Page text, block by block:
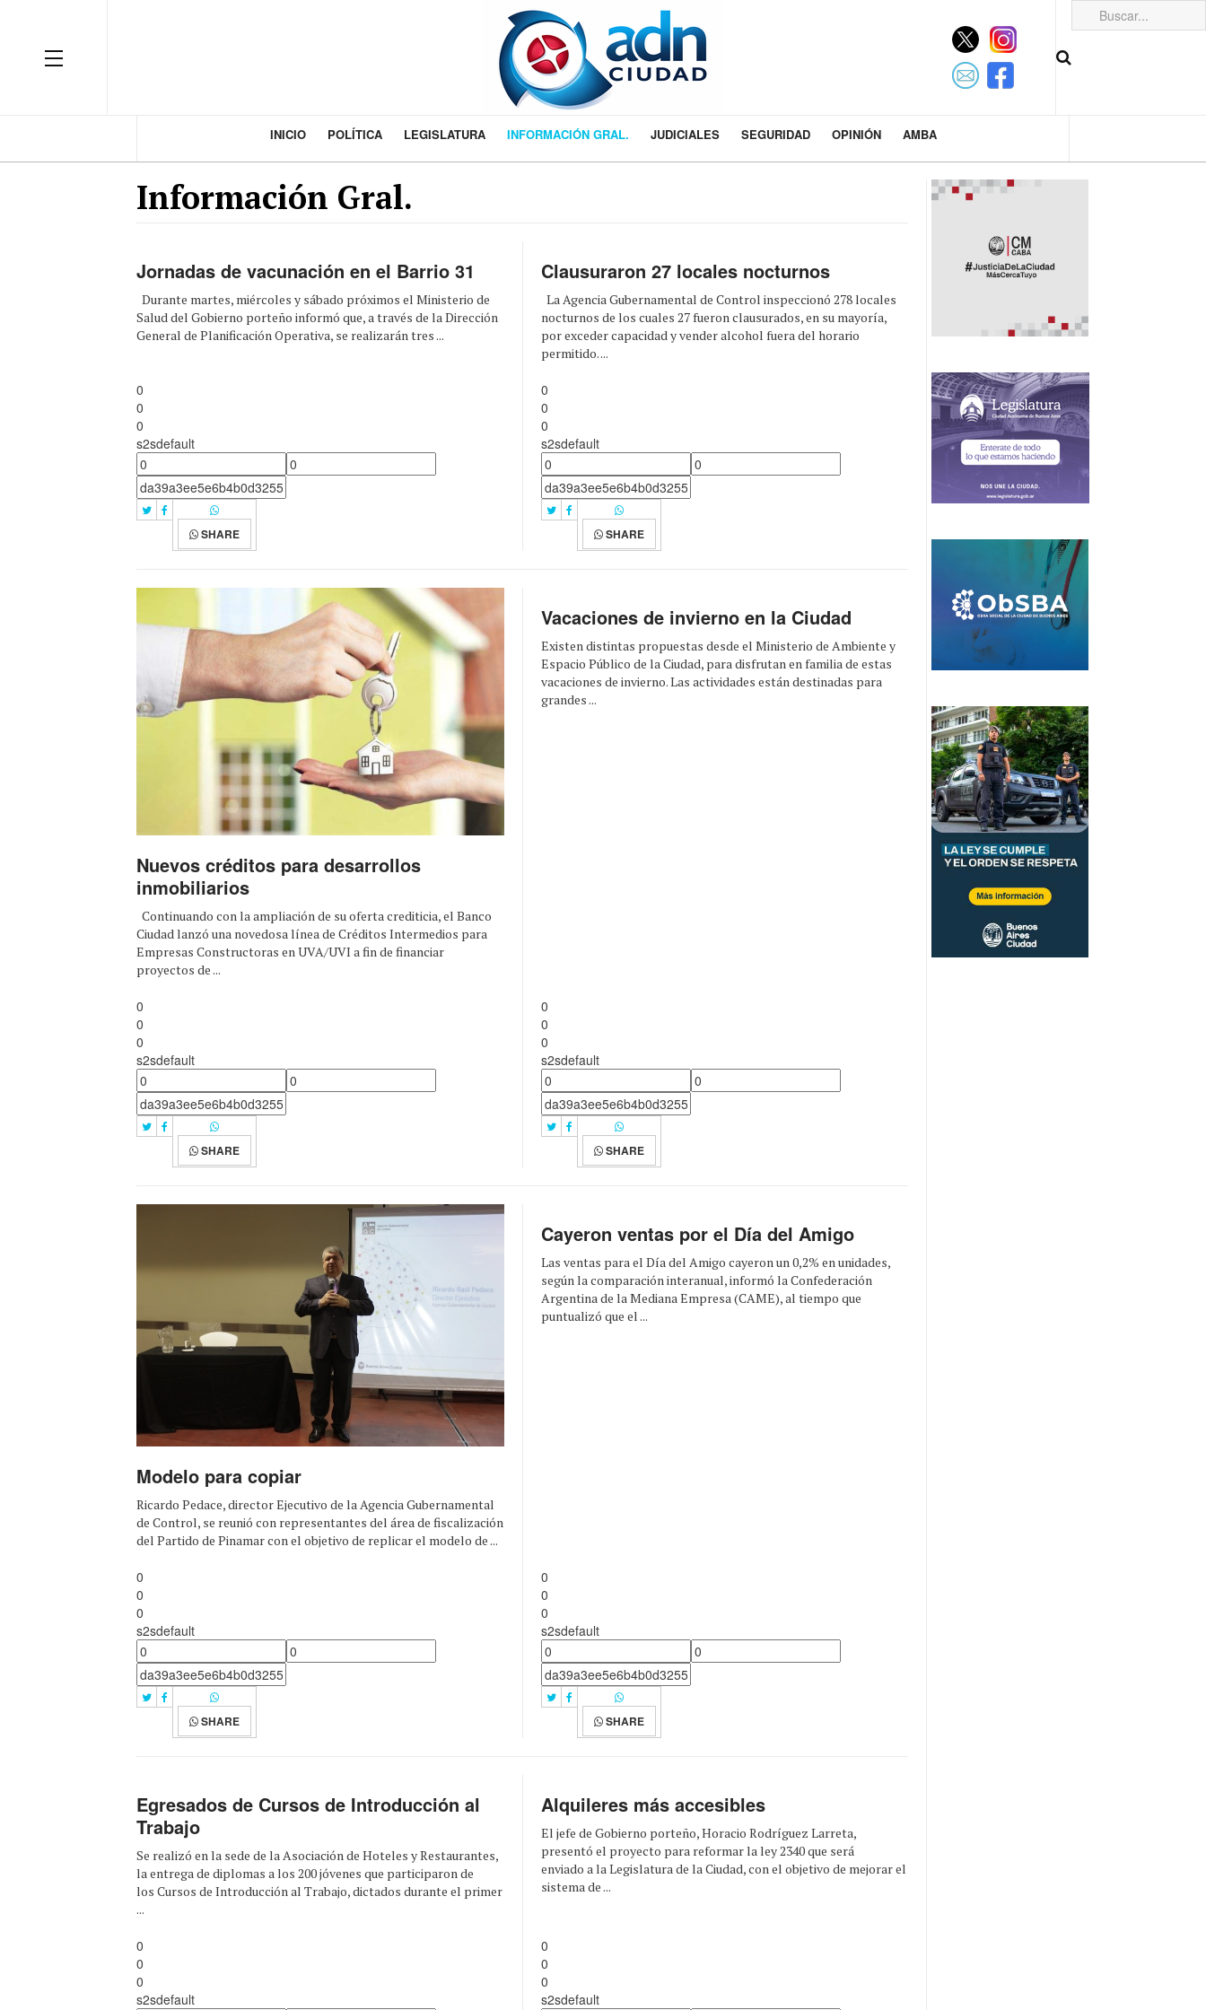
INICIO POLÍTICA LEGISLATURA INFORMACIÓN GRAL. JUDICIALES SEGURIDAD OPINIÓN AMBA
Información Gral.
Jornadas de vacunación en el Barrio 31
Durante martes, miércoles y sábado próximos el Ministerio de
Salud del Gobierno porteño informó que, a través de la Dirección
General de Planificación Operativa, se realizarán tres ...
0
0
0
s2sdefault
SHARE
Clausuraron 27 locales nocturnos
La Agencia Gubernamental de Control inspeccionó 278 locales
nocturnos de los cuales 27 fueron clausurados, en su mayoría,
por exceder capacidad y vender alcohol fuera del horario
permitido. ...
0
0
0
s2sdefault
SHARE
Nuevos créditos para desarrollos
inmobiliarios
Continuando con la ampliación de su oferta crediticia, el Banco
Ciudad lanzó una novedosa línea de Créditos Intermedios para
Empresas Constructoras en UVA/UVI a fin de financiar
proyectos de ...
0
0
0
s2sdefault
SHARE
Vacaciones de invierno en la Ciudad
Existen distintas propuestas desde el Ministerio de Ambiente y
Espacio Público de la Ciudad, para disfrutan en familia de estas
vacaciones de invierno. Las actividades están destinadas para
grandes ...
0
0
0
s2sdefault
SHARE
Modelo para copiar
Ricardo Pedace, director Ejecutivo de la Agencia Gubernamental
de Control, se reunió con representantes del área de fiscalización
del Partido de Pinamar con el objetivo de replicar el modelo de ...
0
0
0
s2sdefault
SHARE
Cayeron ventas por el Día del Amigo
Las ventas para el Día del Amigo cayeron un 0,2% en unidades,
según la comparación interanual, informó la Confederación
Argentina de la Mediana Empresa (CAME), al tiempo que
puntualizó que el ...
0
0
0
s2sdefault
SHARE
Egresados de Cursos de Introducción al
Trabajo
Se realizó en la sede de la Asociación de Hoteles y Restaurantes,
la entrega de diplomas a los 200 jóvenes que participaron de
los Cursos de Introducción al Trabajo, dictados durante el primer
...
0
0
0
s2sdefault
Alquileres más accesibles
El jefe de Gobierno porteño, Horacio Rodríguez Larreta,
presentó el proyecto para reformar la ley 2340 que será
enviado a la Legislatura de la Ciudad, con el objetivo de mejorar el
sistema de ...
0
0
0
s2sdefault